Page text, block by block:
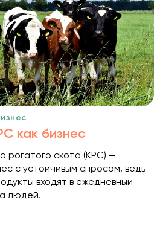
как бизнес
рогатого скота (КРС) —
с устойчивым спросом, ведь
входят в ежедневный
людей.